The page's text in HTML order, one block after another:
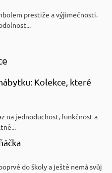
prestiže a výjimečnosti.
Kolekce, které
na jednoduchost, funkčnost a
do školy a ještě nemá svůj